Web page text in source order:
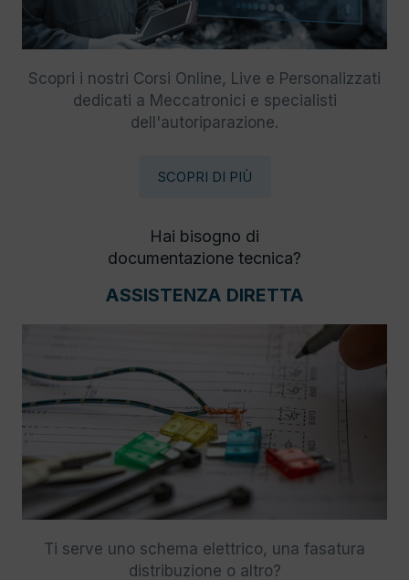
Scopri i nostri Corsi Online, Live e Personalizzati
dedicati a Meccatronici e specialisti
dell'autoriparazione.
SCOPRI DI PIÙ
Hai bisogno di
documentazione tecnica?
ASSISTENZA DIRETTA
Ti serve uno schema elettrico, una fasatura
distribuzione o altro?